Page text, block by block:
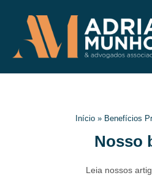
Início » Benefícios
Nosso
Leia nossos